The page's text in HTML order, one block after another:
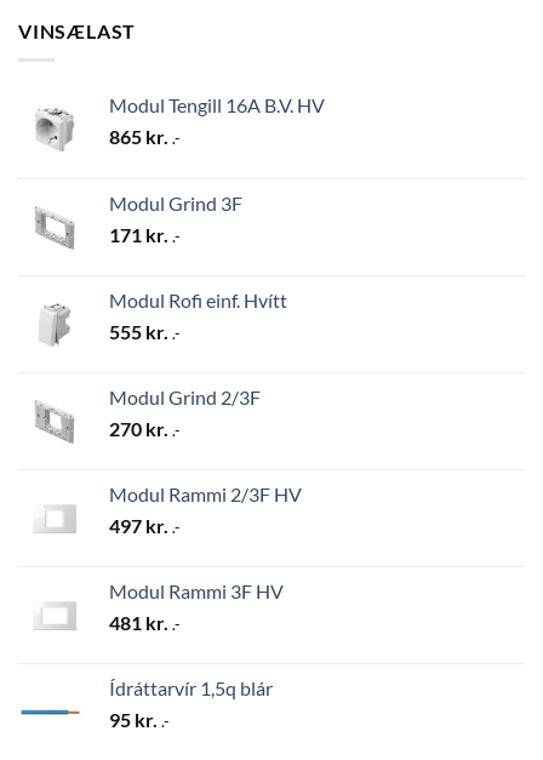
VINSÆLAST
Modul Tengill 16A B.V. HV
865 kr. .-
Modul Grind 3F
171 kr. .-
Modul Rofi einf. Hvítt
555 kr. .-
Modul Grind 2/3F
270 kr. .-
Modul Rammi 2/3F HV
497 kr. .-
Modul Rammi 3F HV
481 kr. .-
Ídráttarvír 1,5q blár
95 kr. .-